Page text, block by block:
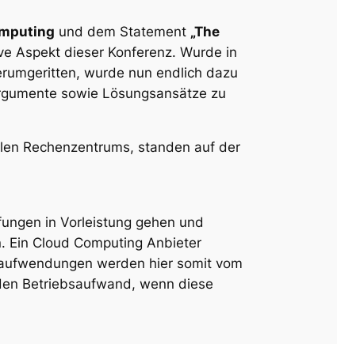
und dem Statement „The
Aspekt dieser Konferenz. Wurde in
wurde nun endlich dazu
sowie Lösungsansätze zu
Rechenzentrums, standen auf der
in Vorleistung gehen und
Cloud Computing Anbieter
werden hier somit vom
Betriebsaufwand, wenn diese